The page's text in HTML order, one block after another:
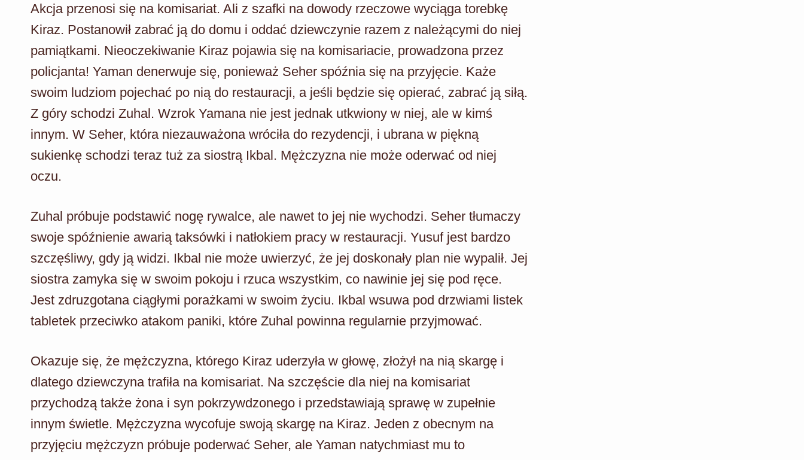
Akcja przenosi się na komisariat. Ali z szafki na dowody rzeczowe wyciąga torebkę
Kiraz. Postanowił zabrać ją do domu i oddać dziewczynie razem z należącymi do niej
pamiątkami. Nieoczekiwanie Kiraz pojawia się na komisariacie, prowadzona przez
policjanta! Yaman denerwuje się, ponieważ Seher spóźnia się na przyjęcie. Każe
swoim ludziom pojechać po nią do restauracji, a jeśli będzie się opierać, zabrać ją siłą.
Z góry schodzi Zuhal. Wzrok Yamana nie jest jednak utkwiony w niej, ale w kimś
innym. W Seher, która niezauważona wróciła do rezydencji, i ubrana w piękną
sukienkę schodzi teraz tuż za siostrą Ikbal. Mężczyzna nie może oderwać od niej
oczu.
Zuhal próbuje podstawić nogę rywalce, ale nawet to jej nie wychodzi. Seher tłumaczy
swoje spóźnienie awarią taksówki i natłokiem pracy w restauracji. Yusuf jest bardzo
szczęśliwy, gdy ją widzi. Ikbal nie może uwierzyć, że jej doskonały plan nie wypalił. Jej
siostra zamyka się w swoim pokoju i rzuca wszystkim, co nawinie jej się pod ręce.
Jest zdruzgotana ciągłymi porażkami w swoim życiu. Ikbal wsuwa pod drzwiami listek
tabletek przeciwko atakom paniki, które Zuhal powinna regularnie przyjmować.
Okazuje się, że mężczyzna, którego Kiraz uderzyła w głowę, złożył na nią skargę i
dlatego dziewczyna trafiła na komisariat. Na szczęście dla niej na komisariat
przychodzą także żona i syn pokrzywdzonego i przedstawiają sprawę w zupełnie
innym świetle. Mężczyzna wycofuje swoją skargę na Kiraz. Jeden z obecnym na
przyjęciu mężczyzn próbuje poderwać Seher, ale Yaman natychmiast mu to